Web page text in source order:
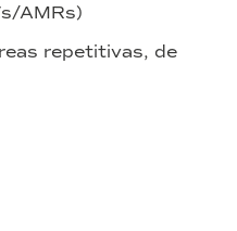
AMRs)
repetitivas, de